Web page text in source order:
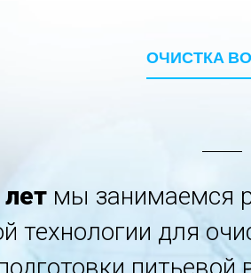
ОЧИСТКА
лет мы занимаемся
технологии для